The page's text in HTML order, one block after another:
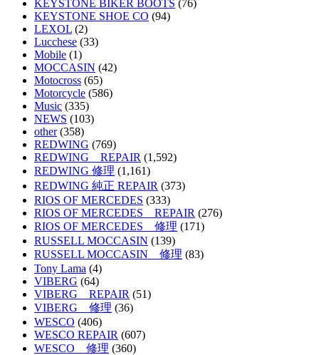
KEYSTONE BIKER BOOTS (76)
KEYSTONE SHOE CO (94)
LEXOL (2)
Lucchese (33)
Mobile (1)
MOCCASIN (42)
Motocross (65)
Motorcycle (586)
Music (335)
NEWS (103)
other(358)
REDWING (769)
REDWING REPAIR (1,592)
REDWING 修理 (1,161)
REDWING 純正 REPAIR (373)
RIOS OF MERCEDES (333)
RIOS OF MERCEDES REPAIR (276)
RIOS OF MERCEDES 修理 (171)
RUSSELL MOCCASIN (139)
RUSSELL MOCCASIN 修理 (83)
Tony Lama (4)
VIBERG (64)
VIBERG REPAIR (51)
VIBERG 修理 (36)
WESCO (406)
WESCO REPAIR (607)
WESCO 修理 (360)